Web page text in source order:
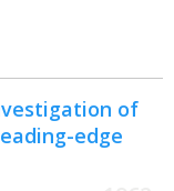
of
edge